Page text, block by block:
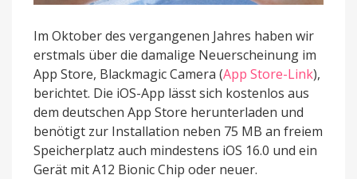
Im Oktober des vergangenen Jahres haben wir
erstmals über die damalige Neuerscheinung im
App Store, Blackmagic Camera (App Store-Link),
berichtet. Die iOS-App lässt sich kostenlos aus
dem deutschen App Store herunterladen und
benötigt zur Installation neben 75 MB an freiem
Speicherplatz auch mindestens iOS 16.0 und ein
Gerät mit A12 Bionic Chip oder neuer.